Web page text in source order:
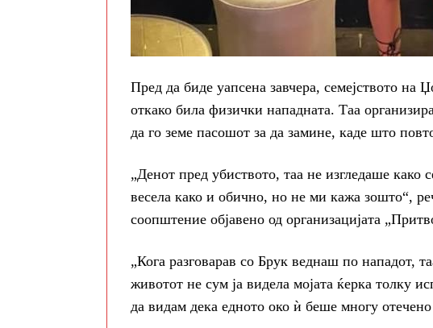
Пред да биде уапсена завчера, семејството на
откако била физички нападната. Таа
да го земе пасошот за да замине, каде што
„Денот пред убиството, таа не изгледаше
весела како и обично, но не ми кажа зошто“,
соопштение објавено од организацијата
„Кога разговарав со Брук веднаш по нападот,
животот не сум ја видела мојата ќерка толку
да видам дека едното око ѝ беше многу